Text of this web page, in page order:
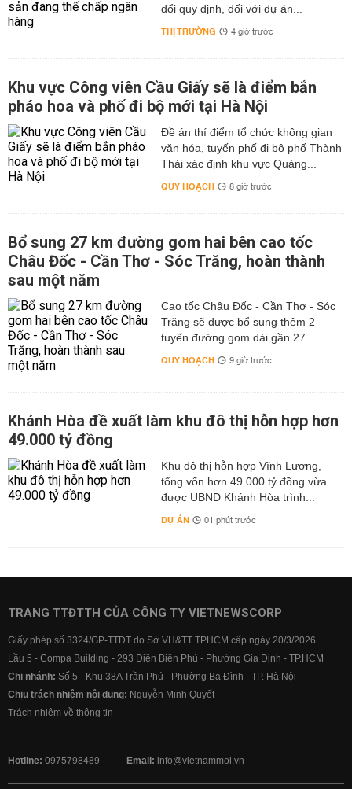
đổi quy định, đối với dự án...
THỊ TRƯỜNG 4 giờ trước
Khu vực Công viên Cầu Giấy sẽ là điểm bắn
pháo hoa và phố đi bộ mới tại Hà Nội
Đề án thí điểm tổ chức không gian
văn hóa, tuyến phố đi bộ phố Thành
Thái xác định khu vực Quảng...
QUY HOẠCH 8 giờ trước
Bổ sung 27 km đường gom hai bên cao tốc
Châu Đốc - Cần Thơ - Sóc Trăng, hoàn thành
sau một năm
Cao tốc Châu Đốc - Cần Thơ - Sóc
Trăng sẽ được bổ sung thêm 2
tuyến đường gom dài gần 27...
QUY HOẠCH 9 giờ trước
Khánh Hòa đề xuất làm khu đô thị hỗn hợp hơn
49.000 tỷ đồng
Khu đô thị hỗn hợp Vĩnh Lương,
tổng vốn hơn 49.000 tỷ đồng vừa
được UBND Khánh Hòa trình...
DỰ ÁN 01 phút trước
TRANG TTĐTTH CỦA CÔNG TY VIETNEWSCORP
Giấy phép số 3324/GP-TTĐT do Sở VH&TT TPHCM cấp ngày 20/3/2026
Lầu 5 - Compa Building - 293 Điện Biên Phủ - Phường Gia Định - TP.HCM
Chi nhánh: Số 5 - Khu 38A Trần Phú - Phường Ba Đình - TP. Hà Nội
Chịu trách nhiệm nội dung: Nguyễn Minh Quyết
Trách nhiệm về thông tin
Hotline: 0975798489 Email: info@vietnammoi.vn